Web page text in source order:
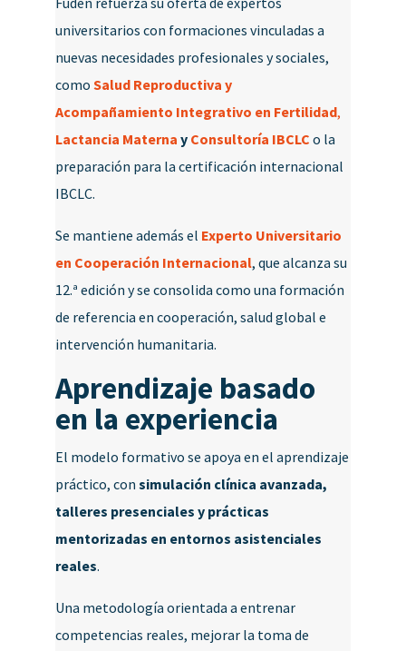
universitarios con formaciones vinculadas a
nuevas necesidades profesionales y sociales,
como Salud Reproductiva y
Acompañamiento Integrativo en Fertilidad,
Lactancia Materna y Consultoría IBCLC o la
preparación para la certificación internacional
IBCLC.
Se mantiene además el Experto Universitario
en Cooperación Internacional, que alcanza su
12.ª edición y se consolida como una formación
de referencia en cooperación, salud global e
intervención humanitaria.
Aprendizaje basado
en la experiencia
El modelo formativo se apoya en el aprendizaje
práctico, con simulación clínica avanzada,
talleres presenciales y prácticas
mentorizadas en entornos asistenciales
reales.
Una metodología orientada a entrenar
competencias reales, mejorar la toma de